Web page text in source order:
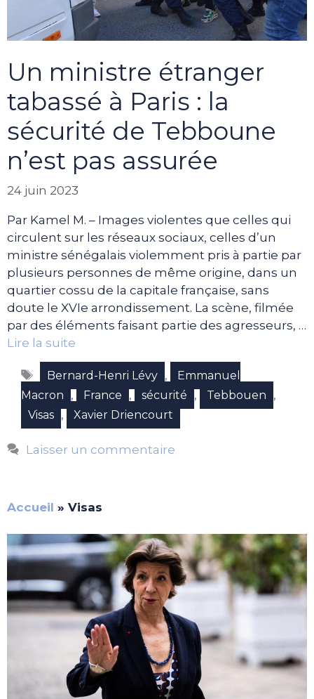
Un ministre étranger
tabassé à Paris : la
sécurité de Tebboune
n’est pas assurée
24 juin 2023
Par Kamel M. – Images violentes que celles qui
circulent sur les réseaux sociaux, celles d’un
ministre sénégalais violemment pris à partie par
plusieurs personnes de même origine, dans un
quartier cossu de la capitale française, sans
doute le XVIe arrondissement. La scène, filmée
par des éléments faisant partie des agresseurs, …
Lire la suite
Étiquettes
Bernard-Henri Lévy ,
Emmanuel
Macron
, France , sécurité , Tebbouen ,
Visas , Xavier Driencourt
Laisser un commentaire
Accueil » Visas